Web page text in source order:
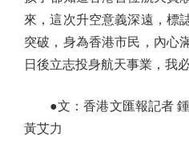
來，這次升空意義深遠，標
突破，身為香港市民，內心
日後立志投身航天事業，我
●文：香港文匯報記者 鍾
黃艾力